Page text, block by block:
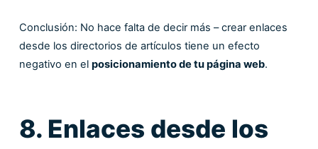
Conclusión: No hace falta de decir más – crear enlaces
desde los directorios de artículos tiene un efecto
negativo en el posicionamiento de tu página web.
8. Enlaces desde los